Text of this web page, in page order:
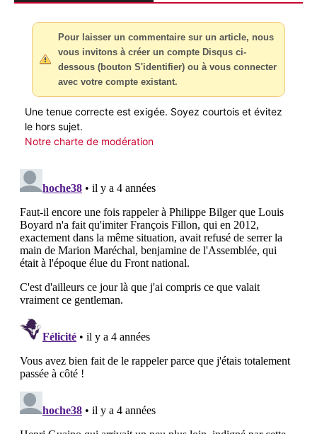
Pour laisser un commentaire sur un article, nous
vous invitons à créer un compte Disqus ci-
dessous (bouton S'identifier) ou à vous connecter
avec votre compte existant.
Une tenue correcte est exigée. Soyez courtois et évitez
le hors sujet.
Notre charte de modération